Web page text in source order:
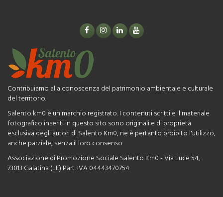
Contribuiamo alla conoscenza del patrimonio ambientale e culturale
del territorio.
Salento km0 è un marchio registrato. I contenuti scritti e il materiale
fotografico inseriti in questo sito sono originali e di proprietà
esclusiva degli autori di Salento Km0, ne è pertanto proibito l'utilizzo,
anche parziale, senza il loro consenso.
Associazione di Promozione Sociale Salento Km0 - Via Luce 54,
73013 Galatina (LE) Part. IVA 04443470754